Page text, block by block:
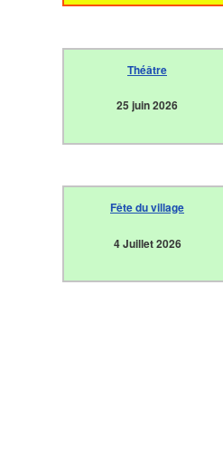
Théâtre
25 juin 2026
Fête du village
4 Juillet 2026